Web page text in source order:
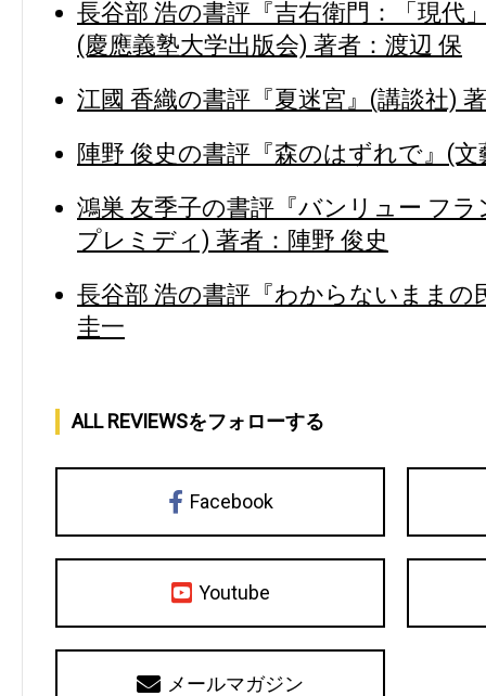
長谷部 浩の書評『吉右衛門：「現代
(慶應義塾大学出版会) 著者：渡辺 保
江國 香織の書評『夏迷宮』(講談社)
陣野 俊史の書評『森のはずれで』(
鴻巣 友季子の書評『バンリュー フ
プレミディ) 著者：陣野 俊史
長谷部 浩の書評『わからないままの
圭一
ALL REVIEWSをフォローする
Facebook
Youtube
メールマガジン